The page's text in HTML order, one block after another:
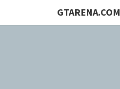
GTARENA.COM